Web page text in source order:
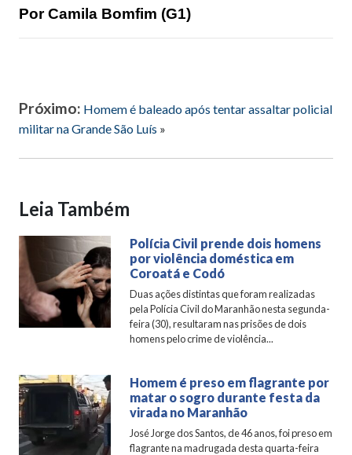
Por Camila Bomfim (G1)
Próximo: Homem é baleado após tentar assaltar policial
militar na Grande São Luís »
Leia Também
Polícia Civil prende dois homens
por violência doméstica em
Coroatá e Codó
Duas ações distintas que foram realizadas
pela Polícia Civil do Maranhão nesta segunda-
feira (30), resultaram nas prisões de dois
homens pelo crime de violência...
Homem é preso em flagrante por
matar o sogro durante festa da
virada no Maranhão
José Jorge dos Santos, de 46 anos, foi preso em
flagrante na madrugada desta quarta-feira